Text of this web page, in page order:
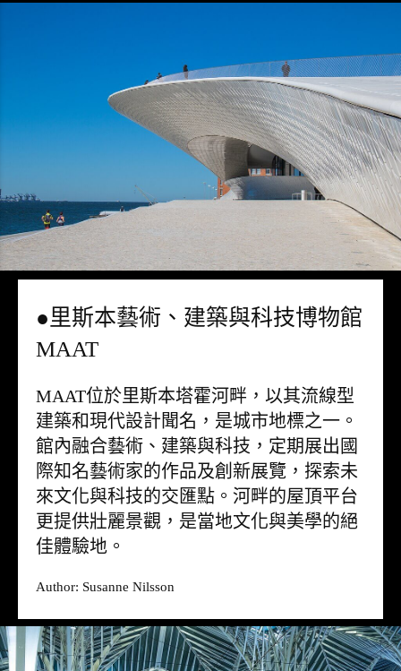
●里斯本藝術、建築與科技博物館
MAAT
MAAT位於里斯本塔霍河畔，以其流線型
建築和現代設計聞名，是城市地標之一。
館內融合藝術、建築與科技，定期展出國
際知名藝術家的作品及創新展覽，探索未
來文化與科技的交匯點。河畔的屋頂平台
更提供壯麗景觀，是當地文化與美學的絕
佳體驗地。
Author: Susanne Nilsson